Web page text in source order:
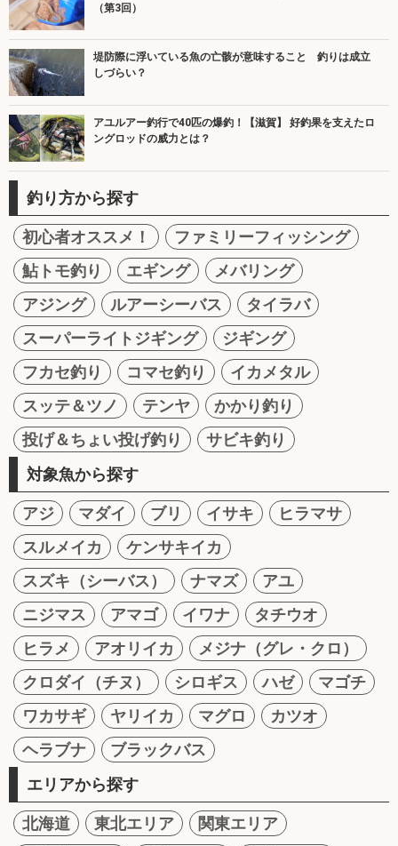
（第3回）
堤防際に浮いている魚の亡骸が意味すること 釣りは成立
しづらい？
アユルアー釣行で40匹の爆釣！【滋賀】 好釣果を支えたロ
ングロッドの威力とは？
釣り方から探す
初心者オススメ！
ファミリーフィッシング
鮎トモ釣り
エギング
メバリング
アジング
ルアーシーバス
タイラバ
スーパーライトジギング
ジギング
フカセ釣り
コマセ釣り
イカメタル
スッテ＆ツノ
テンヤ
かかり釣り
投げ＆ちょい投げ釣り
サビキ釣り
対象魚から探す
アジ マダイ ブリ イサキ
ヒラマサ
スルメイカ
ケンサキイカ
スズキ（シーバス）
ナマズ
アユ
ニジマス
アマゴ イワナ
タチウオ
ヒラメ
アオリイカ
メジナ（グレ・クロ）
クロダイ（チヌ）
シロギス ハゼ
マゴチ
ワカサギ
ヤリイカ マグロ
カツオ
ヘラブナ
ブラックバス
エリアから探す
北海道 東北エリア
関東エリア